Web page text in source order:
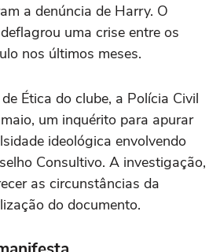
a denúncia de Harry. O
uma crise entre os
nos últimos meses.
Ética do clube, a Polícia Civil
um inquérito para apurar
ideológica envolvendo
Consultivo. A investigação,
as circunstâncias da
do documento.